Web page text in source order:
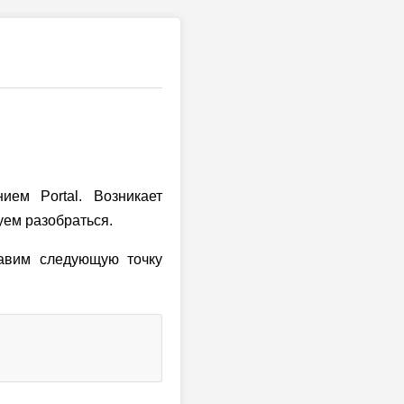
Portal. Возникает
разобраться.
следующую точку